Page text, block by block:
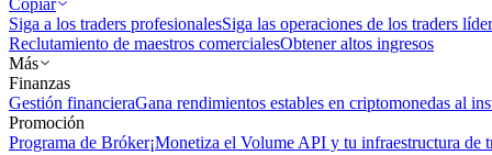
Copiar
Siga a los traders profesionalesSiga las operaciones de los traders
Reclutamiento de maestros comercialesObtener altos ingresos
Más
Finanzas
Gestión financieraGana rendimientos estables en criptomonedas al
Promoción
Programa de Bróker¡Monetiza el Volume API y tu infraestructura de